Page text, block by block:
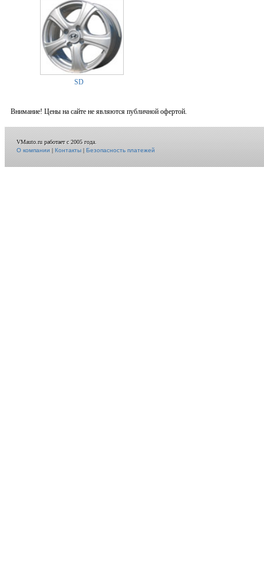
SD
Внимание! Цены на сайте не являются публичной офертой.
VMauto.ru работает с 2005 года.
О компании|Контакты|Безопасность платежей